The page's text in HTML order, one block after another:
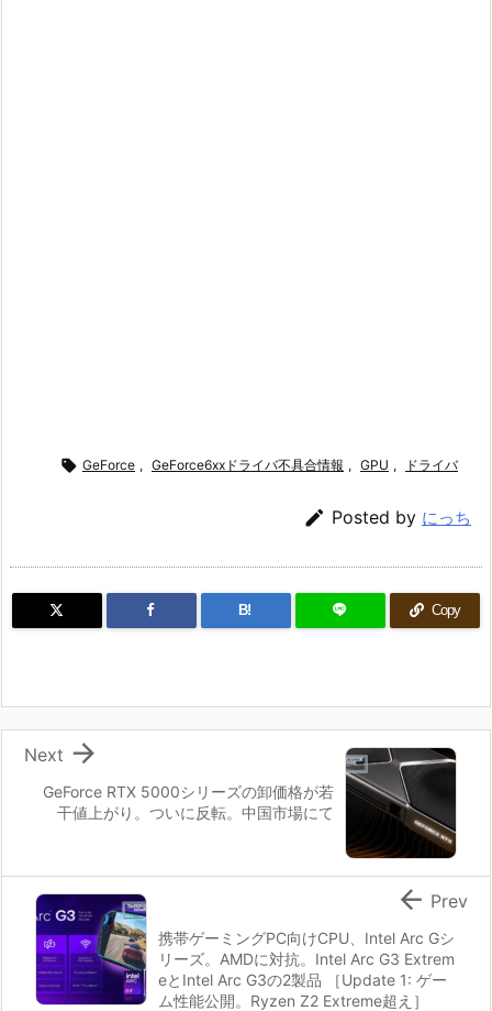
 GeForce , GeForce6xxドライバ不具合情報 , GPU , ドライバ
 Posted by にっち
B! Copy
GeForce RTX 5000シリーズの卸価格が若
干値上がり。ついに反転。中国市場にて

Next
携帯ゲーミングPC向けCPU、Intel Arc Gシ
リーズ。AMDに対抗。Intel Arc G3 Extrem
eとIntel Arc G3の2製品 ［Update 1: ゲー
ム性能公開。Ryzen Z2 Extreme超え］
 Prev